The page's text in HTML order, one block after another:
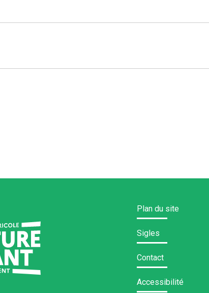
Plan du site
Sigles
Contact
Accessibilité